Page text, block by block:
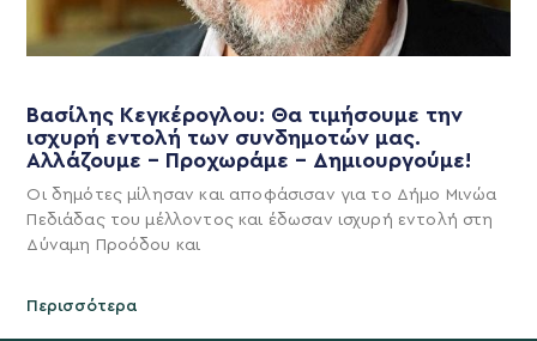
Βασίλης Κεγκέρογλου: Θα τιμήσουμε την
ισχυρή εντολή των συνδημοτών μας.
Αλλάζουμε – Προχωράμε – Δημιουργούμε!
Οι δημότες μίλησαν και αποφάσισαν για το Δήμο Μινώα
Πεδιάδας του μέλλοντος και έδωσαν ισχυρή εντολή στη
Δύναμη Προόδου και
Περισσότερα